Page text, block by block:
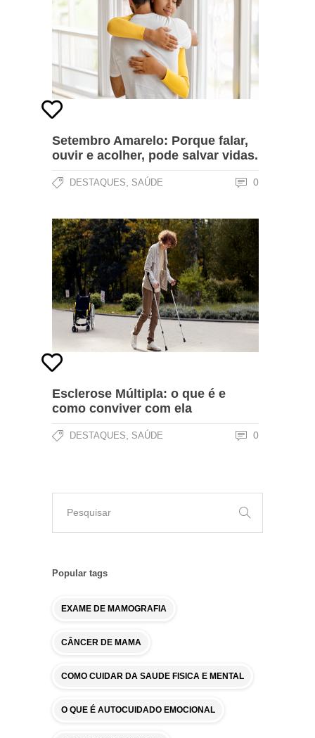
Setembro Amarelo: Porque falar,
ouvir e acolher, pode salvar vidas.
DESTAQUES SAÚDE 0
Esclerose Múltipla: o que é e
como conviver com ela
DESTAQUES SAÚDE 0
Popular tags
EXAME DE MAMOGRAFIA
CÂNCER DE MAMA
COMO CUIDAR DA SAUDE FISICA E MENTAL
O QUE É AUTOCUIDADO EMOCIONAL